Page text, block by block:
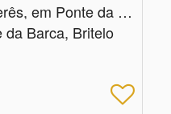
Terreno às portas do Gerês, em Ponte da Barca
da Barca, Britelo